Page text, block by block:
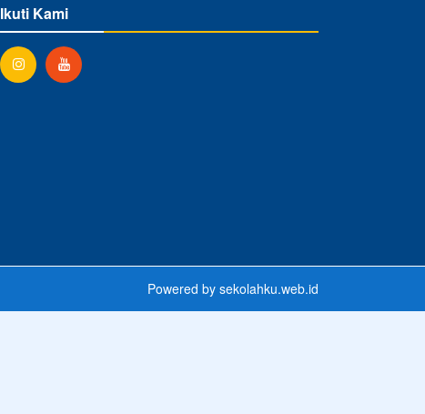
Ikuti Kami
Powered by sekolahku.web.id